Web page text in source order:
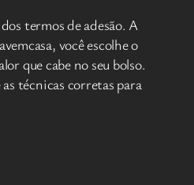
termos de adesão. A
você escolhe o
que cabe no seu bolso.
técnicas corretas para